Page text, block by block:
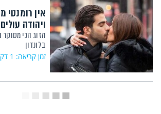
אין רומנטי
ויהודה
הזוג הכי מסוקר
בלונדון
זמן קריאה: 1 דק'